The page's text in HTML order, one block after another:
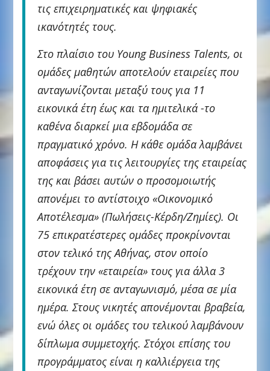
τις επιχειρηματικές και ψηφιακές
ικανότητές τους.
Στο πλαίσιο του Young Business Talents, οι
ομάδες μαθητών αποτελούν εταιρείες που
ανταγωνίζονται μεταξύ τους για 11
εικονικά έτη έως και τα ημιτελικά -το
καθένα διαρκεί μια εβδομάδα σε
πραγματικό χρόνο. Η κάθε ομάδα λαμβάνει
αποφάσεις για τις λειτουργίες της εταιρείας
της και βάσει αυτών ο προσομοιωτής
απονέμει το αντίστοιχο «Οικονομικό
Αποτέλεσμα» (Πωλήσεις-Κέρδη/Ζημίες). Οι
75 επικρατέστερες ομάδες προκρίνονται
στον τελικό της Αθήνας, στον οποίο
τρέχουν την «εταιρεία» τους για άλλα 3
εικονικά έτη σε ανταγωνισμό, μέσα σε μία
ημέρα. Στους νικητές απονέμονται βραβεία,
ενώ όλες οι ομάδες του τελικού λαμβάνουν
δίπλωμα συμμετοχής. Στόχοι επίσης του
προγράμματος είναι η καλλιέργεια της